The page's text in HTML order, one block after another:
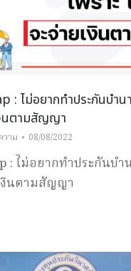
: ไม่อยากทำประกันบำน
งินตามสัญญา
าม 08/08/2022
: ไม่อยากทำประกันบำ
งินตามสัญญา